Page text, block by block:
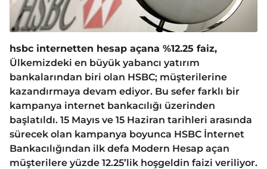
hsbc internetten hesap açana %12.25 faiz,
Ülkemizdeki en büyük yabancı yatırım
bankalarından biri olan HSBC; müşterilerine
kazandırmaya devam ediyor. Bu sefer farklı bir
kampanya internet bankacılığı üzerinden
başlatıldı. 15 Mayıs ve 15 Haziran tarihleri arasında
sürecek olan kampanya boyunca HSBC İnternet
Bankacılığından ilk defa Modern Hesap açan
müşterilere yüzde 12.25’lik hoşgeldin faizi veriliyor.